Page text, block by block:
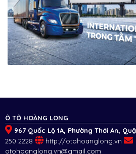
Ô TÔ HOÀNG LONG
967 Quốc Lộ 1A, Phường Thới An,
250 2228
http://otohoanglong.vn
otohoanglong.vn@gmail.com